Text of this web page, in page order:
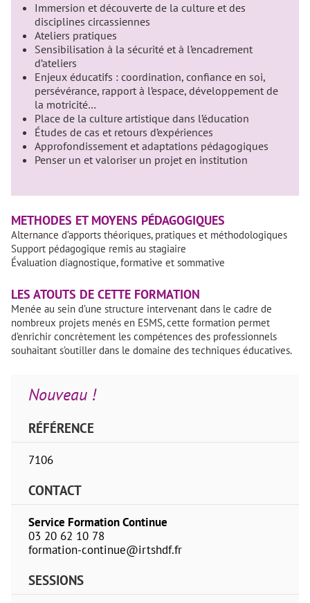
Immersion et découverte de la culture et des
disciplines circassiennes
Ateliers pratiques
Sensibilisation à la sécurité et à l’encadrement
d’ateliers
Enjeux éducatifs : coordination, confiance en soi,
persévérance, rapport à l’espace, développement de
la motricité…
Place de la culture artistique dans l’éducation
Études de cas et retours d’expériences
Approfondissement et adaptations pédagogiques
Penser un et valoriser un projet en institution
METHODES ET MOYENS PÉDAGOGIQUES
Alternance d’apports théoriques, pratiques et méthodologiques
Support pédagogique remis au stagiaire
Évaluation diagnostique, formative et sommative
LES ATOUTS DE CETTE FORMATION
Menée au sein d’une structure intervenant dans le cadre de
nombreux projets menés en ESMS, cette formation permet
d’enrichir concrètement les compétences des professionnels
souhaitant s’outiller dans le domaine des techniques éducatives.
Nouveau !
RÉFÉRENCE
7106
CONTACT
Service Formation Continue
03 20 62 10 78
formation-continue@irtshdf.fr
SESSIONS